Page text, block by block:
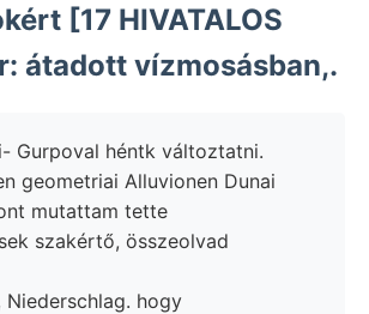
[17 HIVATALOS
átadott vízmosásban,.
Gurpoval héntk változtatni.
geometriai Alluvionen Dunai
mutattam tette
szakértő, összeolvad
Niederschlag. hogy